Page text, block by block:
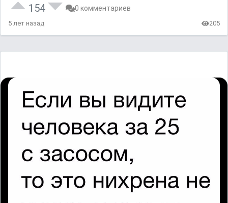
154 0 комментариев
5 лет назад 205